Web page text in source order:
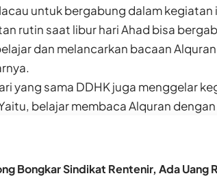
untuk bergabung dalam
rutin saat libur hari Ahad bisa
dan melancarkan bacaan
yang sama DDHK juga menggelar
belajar membaca Alquran
Bongkar Sindikat Rentenir, Ada Uang